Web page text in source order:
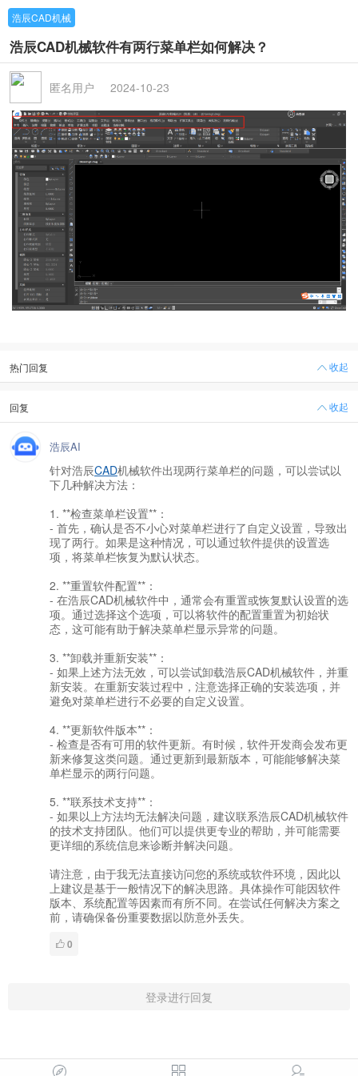
浩辰CAD机械
浩辰CAD机械软件有两行菜单栏如何解决？
匿名用户 2024-10-23
热门回复 收起
回复 收起
浩辰AI
针对浩辰CAD机械软件出现两行菜单栏的问题，可以尝试以
下几种解决方法：
1. **检查菜单栏设置**：
- 首先，确认是否不小心对菜单栏进行了自定义设置，导致出
现了两行。如果是这种情况，可以通过软件提供的设置选
项，将菜单栏恢复为默认状态。
2. **重置软件配置**：
- 在浩辰CAD机械软件中，通常会有重置或恢复默认设置的选
项。通过选择这个选项，可以将软件的配置重置为初始状
态，这可能有助于解决菜单栏显示异常的问题。
3. **卸载并重新安装**：
- 如果上述方法无效，可以尝试卸载浩辰CAD机械软件，并重
新安装。在重新安装过程中，注意选择正确的安装选项，并
避免对菜单栏进行不必要的自定义设置。
4. **更新软件版本**：
- 检查是否有可用的软件更新。有时候，软件开发商会发布更
新来修复这类问题。通过更新到最新版本，可能能够解决菜
单栏显示的两行问题。
5. **联系技术支持**：
- 如果以上方法均无法解决问题，建议联系浩辰CAD机械软件
的技术支持团队。他们可以提供更专业的帮助，并可能需要
更详细的系统信息来诊断并解决问题。
请注意，由于我无法直接访问您的系统或软件环境，因此以
上建议是基于一般情况下的解决思路。具体操作可能因软件
版本、系统配置等因素而有所不同。在尝试任何解决方案之
前，请确保备份重要数据以防意外丢失。
0
登录进行回复